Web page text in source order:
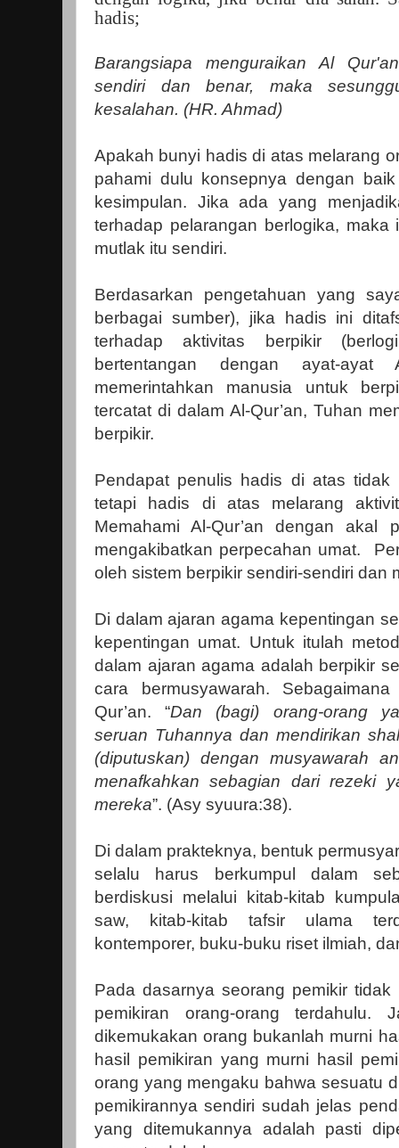
hadis;
Barangsiapa menguraikan Al
sendiri dan benar, maka
kesalahan. (HR. Ahmad)
Apakah bunyi hadis di atas melarang
pahami dulu konsepnya dengan
kesimpulan. Jika ada yang
terhadap pelarangan berlogika,
mutlak itu sendiri.
Berdasarkan pengetahuan yang
berbagai sumber), jika hadis ini
terhadap aktivitas berpikir
bertentangan dengan ayat-ayat
memerintahkan manusia untuk
tercatat di dalam Al-Qur’an, Tuhan
berpikir.
Pendapat penulis hadis di atas tidak
tetapi hadis di atas melarang
Memahami Al-Qur’an dengan akal
mengakibatkan perpecahan umat.
oleh sistem berpikir sendiri-sendiri dan
Di dalam ajaran agama kepentingan
kepentingan umat. Untuk itulah
dalam ajaran agama adalah berpikir
cara bermusyawarah.
Qur’an. “Dan (bagi) orang-orang
seruan Tuhannya dan mendirikan
(diputuskan) dengan musyawarah
menafkahkan sebagian dari rezeki
mereka”. (Asy syuura:38).
Di dalam prakteknya, bentuk
selalu harus berkumpul dalam
berdiskusi melalui kitab-kitab
saw, kitab-kitab tafsir ulama
kontemporer, buku-buku riset ilmiah,
Pada dasarnya seorang pemikir
pemikiran orang-orang terdahulu.
dikemukakan orang bukanlah murni
hasil pemikiran yang murni hasil
orang yang mengaku bahwa sesuatu
pemikirannya sendiri sudah jelas
yang ditemukannya adalah pasti